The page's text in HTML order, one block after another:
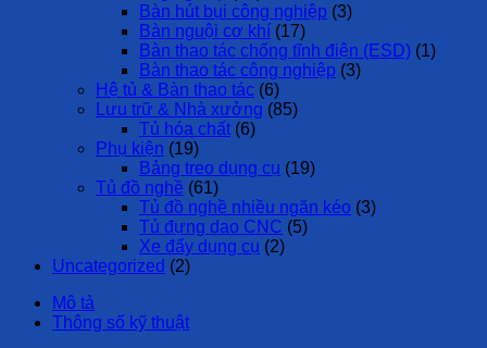
Bàn hút bụi công nghiệp (3)
Bàn nguội cơ khí (17)
Bàn thao tác chống tĩnh điện (ESD) (1)
Bàn thao tác công nghiệp (3)
Hệ tủ & Bàn thao tác (6)
Lưu trữ & Nhà xưởng (85)
Tủ hóa chất (6)
Phụ kiện (19)
Bảng treo dụng cụ (19)
Tủ đồ nghề (61)
Tủ đồ nghề nhiều ngăn kéo (3)
Tủ đựng dao CNC (5)
Xe đẩy dụng cụ (2)
Uncategorized (2)
Mô tả
Thông số kỹ thuật